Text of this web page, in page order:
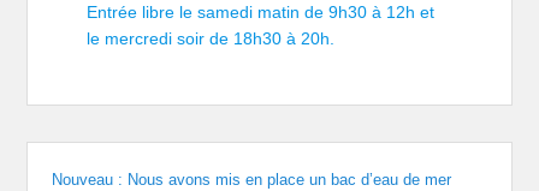
Entrée libre le samedi matin de 9h30 à 12h et
le mercredi soir de 18h30 à 20h.
Nouveau : Nous avons mis en place un bac d’eau de mer